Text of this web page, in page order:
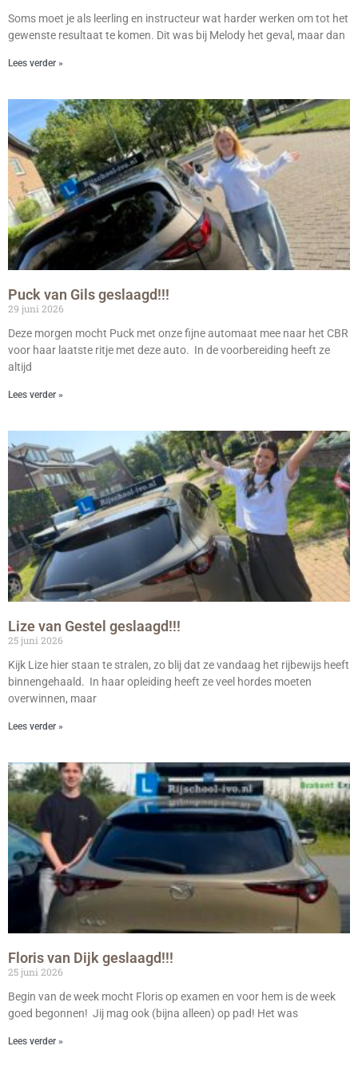
Soms moet je als leerling en instructeur wat harder werken om tot het
gewenste resultaat te komen. Dit was bij Melody het geval, maar dan
Lees verder »
Puck van Gils geslaagd!!!
29 juni 2026
Deze morgen mocht Puck met onze fijne automaat mee naar het CBR
voor haar laatste ritje met deze auto. In de voorbereiding heeft ze
altijd
Lees verder »
Lize van Gestel geslaagd!!!
25 juni 2026
Kijk Lize hier staan te stralen, zo blij dat ze vandaag het rijbewijs heeft
binnengehaald. In haar opleiding heeft ze veel hordes moeten
overwinnen, maar
Lees verder »
Floris van Dijk geslaagd!!!
25 juni 2026
Begin van de week mocht Floris op examen en voor hem is de week
goed begonnen! Jij mag ook (bijna alleen) op pad! Het was
Lees verder »